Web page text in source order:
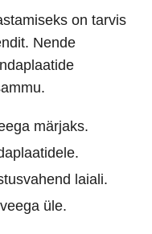
on tarvis
Nende
märjaks.
laiali.
üle.